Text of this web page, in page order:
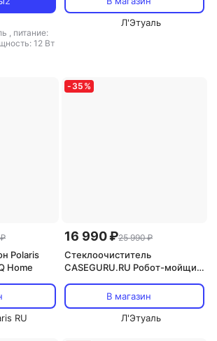
, питание:
12 Вт
автоматический
Л'Этуаль
Polaris
Home
RU
- 35 %
16 990 ₽25 990 ₽
Стеклоочиститель
CASEGURU.RU Робот-мойщик
поверхностей CGWash
автоматический
В магазин
Л'Этуаль